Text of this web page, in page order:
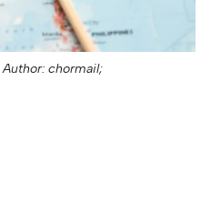
Author: chormail;